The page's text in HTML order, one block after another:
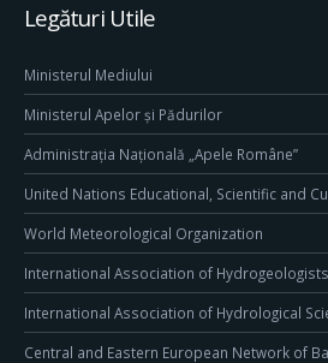
Legături Utile
Ministerul Mediului
Ministerul Apelor și Pădurilor
Administrația Națională „Apele Române”
United Nations Educational, Scientific and
World Meteorological Organization
International Association of Hydrogeologists
International Association of Hydrological
Central and Eastern European Network of